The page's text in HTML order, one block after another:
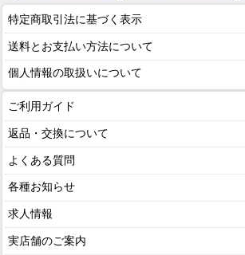
特定商取引法に基づく表示
送料とお支払い方法について
個人情報の取扱いについて
ご利用ガイド
返品・交換について
よくある質問
各種お知らせ
求人情報
実店舗のご案内